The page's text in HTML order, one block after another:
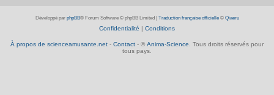
Développé par phpBB® Forum Software © phpBB Limited Traduction française officielle© Qiaeru
Confidentialité | Conditions
À propos de scienceamusante.net - Contact - © Anima-Science . Tous droits réservés pour
tous pays.